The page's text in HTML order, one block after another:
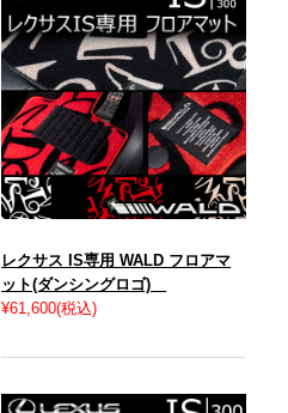
レクサス IS専用 WALD フロアマ
ット(ダンシングロゴ)
¥61,600(税込)